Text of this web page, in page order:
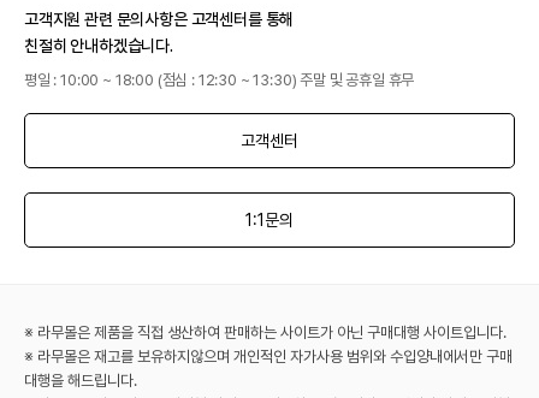
고객지원 관련 문의사항은 고객센터를 통해
친절히 안내하겠습니다.
평일 : 10:00 ~ 18:00 (점심 : 12:30 ~ 13:30) 주말 및 공휴일 휴무
고객센터
1:1문의
※ 라무몰은 제품을 직접 생산하여 판매하는 사이트가 아닌 구매대행 사이트입니다.
※ 라무몰은 재고를 보유하지않으며 개인적인 자가사용 범위와 수입양내에서만 구매
대행을 해드립니다.